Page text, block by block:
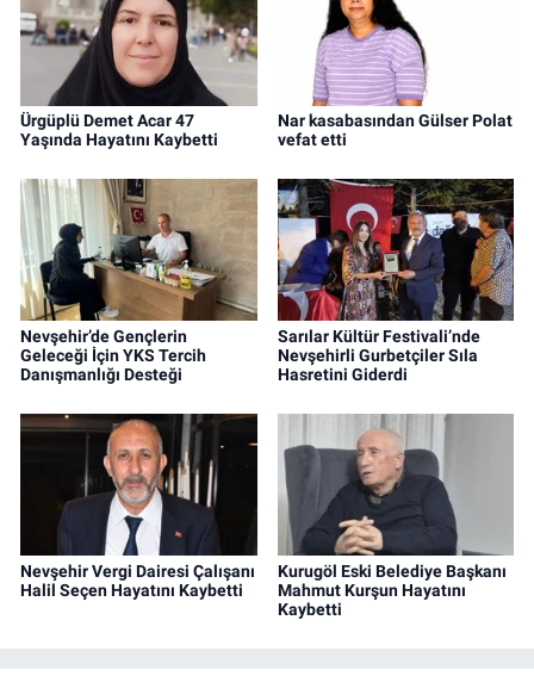
Ürgüplü Demet Acar 47
Yaşında Hayatını Kaybetti
Nar kasabasından Gülser Polat
vefat etti
Nevşehir’de Gençlerin
Geleceği İçin YKS Tercih
Danışmanlığı Desteği
Sarılar Kültür Festivali’nde
Nevşehirli Gurbetçiler Sıla
Hasretini Giderdi
Nevşehir Vergi Dairesi Çalışanı
Halil Seçen Hayatını Kaybetti
Kurugöl Eski Belediye Başkanı
Mahmut Kurşun Hayatını
Kaybetti